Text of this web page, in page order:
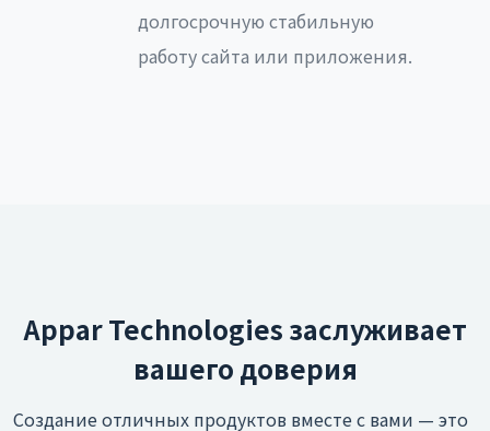
долгосрочную стабильную
работу сайта или приложения.
Appar Technologies заслуживает
вашего доверия
Создание отличных продуктов вместе с вами — это